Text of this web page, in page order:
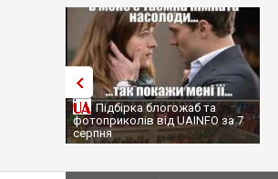
Підбірка блогожаб та
фотоприколів від UAINFO за 7
серпня